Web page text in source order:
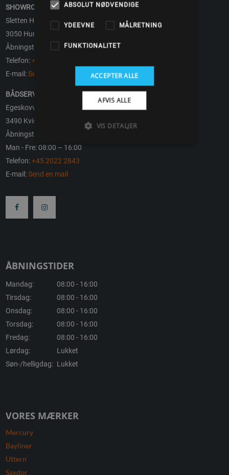
SHOWROOM
Sletten Havn 3
3050 Humlebæk
Åbningstider: Efter aftale
Telefon:+45 2022 2843
E-mail:Send en mail
BÅDSERVICE, RESERVEDELE OG BÅDOPBEVARING
Egeskovvej 11
3490 Kvistgård
Åbningstider
Man - Fre: 08:00 – 16:00
Telefon:+45 2022 2843
E-mail:Send en mail
ÅBNINGSTIDER
Mandag:
08:00 - 16:00
Tirsdag:
08:00 - 16:00
Onsdag:
08:00 - 16:00
Torsdag:
08:00 - 16:00
Fredag:
08:00 - 16:00
Lørdag:
Lukket
Søn-/helligdag: Lukket
VORES MÆRKER
Mercury
Bayliner
Uttern
Saxdor
ABSOLUT NØDVENDIGE
YDEEVNE MÅLRETNING
FUNKTIONALITET
ACCEPTER ALLE
AFVIS ALLE
VIS DETALJER